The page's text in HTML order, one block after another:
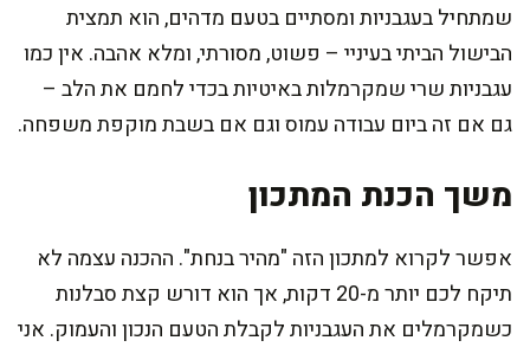
שמתחיל בעגבניות ומסתיים בטעם מדהים, הוא תמצית
הבישול הביתי בעיניי – פשוט, מסורתי, ומלא אהבה. אין כמו
עגבניות שרי שמקרמלות באיטיות בכדי לחמם את הלב –
גם אם זה ביום עבודה עמוס וגם אם בשבת מוקפת משפחה.
משך הכנת המתכון
אפשר לקרוא למתכון הזה "מהיר בנחת". ההכנה עצמה לא
תיקח לכם יותר מ-20 דקות, אך הוא דורש קצת סבלנות
כשמקרמלים את העגבניות לקבלת הטעם הנכון והעמוק. אני